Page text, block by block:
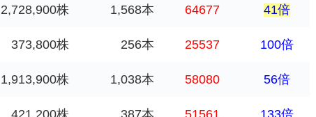
2,728,900株 1,568本 64677 41倍
373,800株 256本 25537 100倍
1,913,900株 1,038本 58080 56倍
421,200株 387本 51561 133倍